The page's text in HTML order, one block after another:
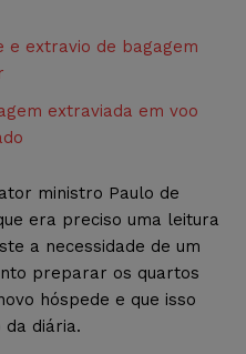
e extravio de bagagem
extraviada em voo
ministro Paulo de
era preciso uma leitura
a necessidade de um
preparar os quartos
hóspede e que isso
diária.